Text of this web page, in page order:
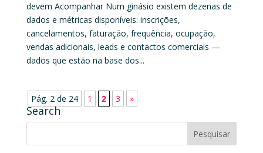
devem Acompanhar Num ginásio existem dezenas de
dados e métricas disponíveis: inscrições,
cancelamentos, faturação, frequência, ocupação,
vendas adicionais, leads e contactos comerciais —
dados que estão na base dos...
Pág. 2 de 24 1 2 3 »
Search